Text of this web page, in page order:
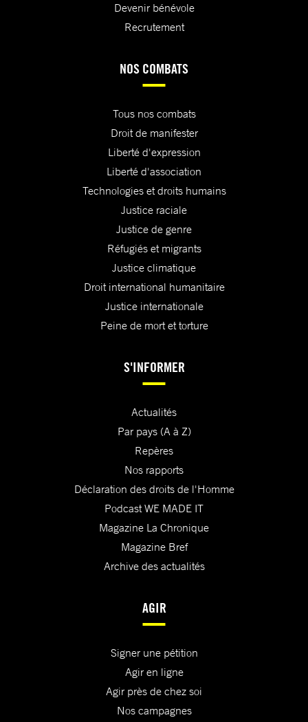
Devenir bénévole
Recrutement
NOS COMBATS
Tous nos combats
Droit de manifester
Liberté d'expression
Liberté d'association
Technologies et droits humains
Justice raciale
Justice de genre
Réfugiés et migrants
Justice climatique
Droit international humanitaire
Justice internationale
Peine de mort et torture
S'INFORMER
Actualités
Par pays (A à Z)
Repères
Nos rapports
Déclaration des droits de l'Homme
Podcast WE MADE IT
Magazine La Chronique
Magazine Bref
Archive des actualités
AGIR
Signer une pétition
Agir en ligne
Agir près de chez soi
Nos campagnes